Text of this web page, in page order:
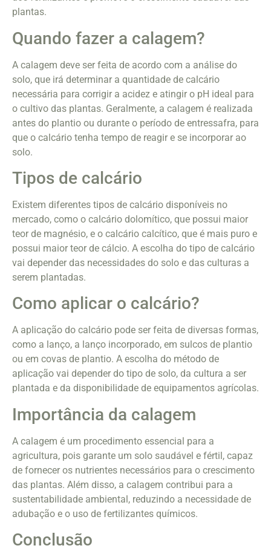
plantas.
Quando fazer a calagem?
A calagem deve ser feita de acordo com a análise do
solo, que irá determinar a quantidade de calcário
necessária para corrigir a acidez e atingir o pH ideal para
o cultivo das plantas. Geralmente, a calagem é realizada
antes do plantio ou durante o período de entressafra, para
que o calcário tenha tempo de reagir e se incorporar ao
solo.
Tipos de calcário
Existem diferentes tipos de calcário disponíveis no
mercado, como o calcário dolomítico, que possui maior
teor de magnésio, e o calcário calcítico, que é mais puro e
possui maior teor de cálcio. A escolha do tipo de calcário
vai depender das necessidades do solo e das culturas a
serem plantadas.
Como aplicar o calcário?
A aplicação do calcário pode ser feita de diversas formas,
como a lanço, a lanço incorporado, em sulcos de plantio
ou em covas de plantio. A escolha do método de
aplicação vai depender do tipo de solo, da cultura a ser
plantada e da disponibilidade de equipamentos agrícolas.
Importância da calagem
A calagem é um procedimento essencial para a
agricultura, pois garante um solo saudável e fértil, capaz
de fornecer os nutrientes necessários para o crescimento
das plantas. Além disso, a calagem contribui para a
sustentabilidade ambiental, reduzindo a necessidade de
adubação e o uso de fertilizantes químicos.
Conclusão